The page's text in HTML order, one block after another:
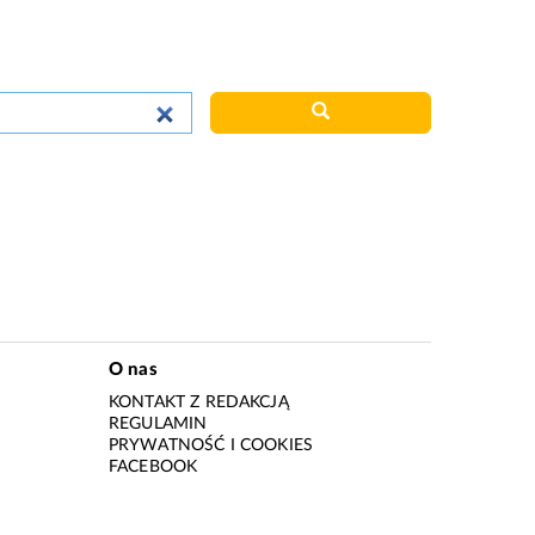
O nas
KONTAKT Z REDAKCJĄ
REGULAMIN
PRYWATNOŚĆ I COOKIES
FACEBOOK